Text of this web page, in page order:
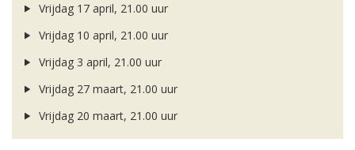
Vrijdag 17 april, 21.00 uur
Vrijdag 10 april, 21.00 uur
Vrijdag 3 april, 21.00 uur
Vrijdag 27 maart, 21.00 uur
Vrijdag 20 maart, 21.00 uur